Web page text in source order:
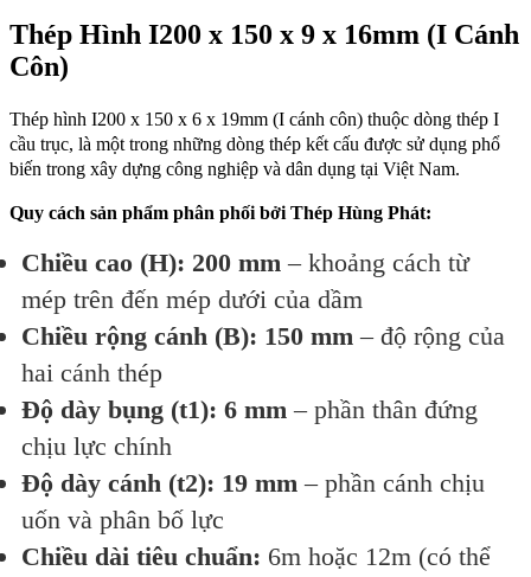
Thép Hình I200 x 150 x 9 x 16mm (I Cánh
Côn)
Thép hình I200 x 150 x 6 x 19mm (I cánh côn) thuộc dòng thép I
cầu trục, là một trong những dòng thép kết cấu được sử dụng phổ
biến trong xây dựng công nghiệp và dân dụng tại Việt Nam.
Quy cách sản phẩm phân phối bởi Thép Hùng Phát:
Chiều cao (H): 200 mm – khoảng cách từ
mép trên đến mép dưới của dầm
Chiều rộng cánh (B): 150 mm – độ rộng của
hai cánh thép
Độ dày bụng (t1): 6 mm – phần thân đứng
chịu lực chính
Độ dày cánh (t2): 19 mm – phần cánh chịu
uốn và phân bố lực
Chiều dài tiêu chuẩn: 6m hoặc 12m (có thể